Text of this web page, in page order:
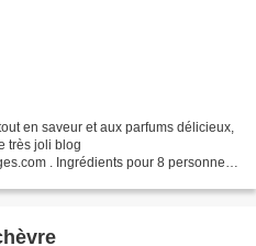
en saveur et aux parfums délicieux,
très joli blog
. Ingrédients pour 8 personnes :